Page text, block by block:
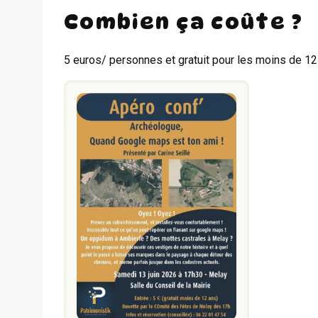
Combien ça coûte ?
5 euros/ personnes et gratuit pour les moins de